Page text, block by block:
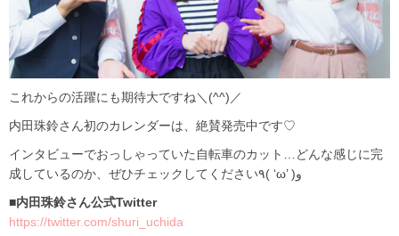
これからの活躍にも期待大ですね＼(^^)／
内田珠鈴さん初のカレンダーは、絶賛発売中です♡
インタビューでおっしゃっていた自転車のカット…どんな感じに完
成しているのか、ぜひチェックしてください٩( ‘ω’ )و
■内田珠鈴さん公式Twitter
https://twitter.com/shuri_uchida